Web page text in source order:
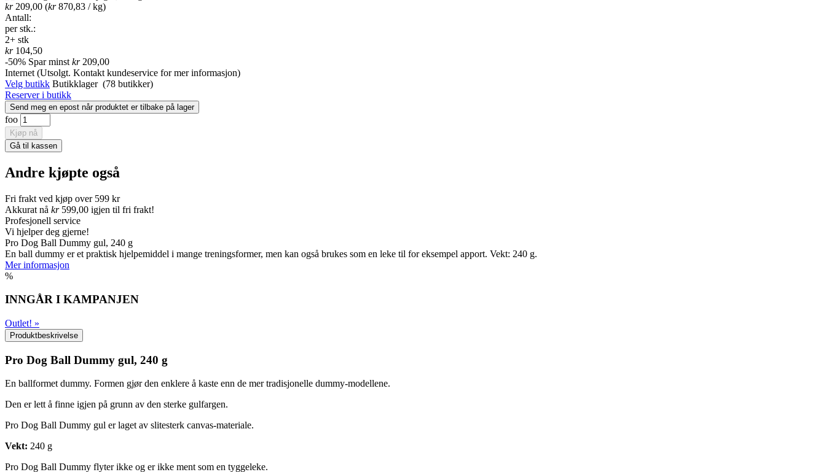
kr 209,00 (kr870,83 / kg)
Antall:
per stk.:
2+ stk
kr 104,50
-50% Spar minst kr 209,00
Internet (Utsolgt. Kontakt kundeservice for mer informasjon)
Velg butikk Butikklager(78 butikker)
Reserver i butikk
foo
Andre kjøpte også
Fri frakt ved kjøp over 599 kr
Akkurat nå kr 599,00 igjen til fri frakt!
Profesjonell service
Vi hjelper deg gjerne!
Pro Dog Ball Dummy gul, 240 g
En ball dummy er et praktisk hjelpemiddel i mange treningsformer, men kan også brukes som en leke til for eksempel apport. Vekt: 240 g.
Mer informasjon
%
INNGÅR I KAMPANJEN
Outlet! »
Produktbeskrivelse
Pro Dog Ball Dummy gul, 240 g
En ballformet dummy. Formen gjør den enklere å kaste enn de mer tradisjonelle dummy-modellene.
Den er lett å finne igjen på grunn av den sterke gulfargen.
Pro Dog Ball Dummy gul er laget av slitesterk canvas-materiale.
Vekt: 240 g
Pro Dog Ball Dummy flyter ikke og er ikke ment som en tyggeleke.